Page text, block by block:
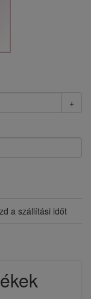
+
a szállítási időt